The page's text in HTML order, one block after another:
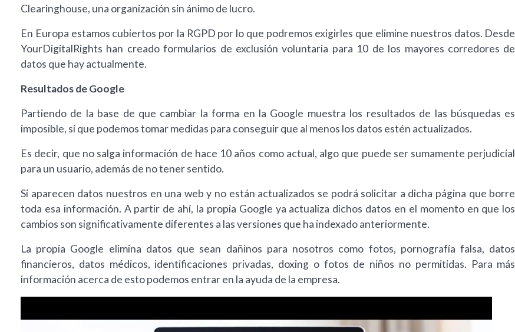
Clearinghouse, una organización sin ánimo de lucro.
En Europa estamos cubiertos por la RGPD por lo que podremos exigirles que elimine nuestros datos. Desde
YourDigitalRights han creado formularios de exclusión voluntaria para 10 de los mayores corredores de
datos que hay actualmente.
Resultados de Google
Partiendo de la base de que cambiar la forma en la Google muestra los resultados de las búsquedas es
imposible, sí que podemos tomar medidas para conseguir que al menos los datos estén actualizados.
Es decir, que no salga información de hace 10 años como actual, algo que puede ser sumamente perjudicial
para un usuario, además de no tener sentido.
Si aparecen datos nuestros en una web y no están actualizados se podrá solicitar a dicha página que borre
toda esa información. A partir de ahí, la propia Google ya actualiza dichos datos en el momento en que los
cambios son significativamente diferentes a las versiones que ha indexado anteriormente.
La propia Google elimina datos que sean dañinos para nosotros como fotos, pornografía falsa, datos
financieros, datos médicos, identificaciones privadas, doxing o fotos de niños no permitidas. Para más
información acerca de esto podemos entrar en la ayuda de la empresa.